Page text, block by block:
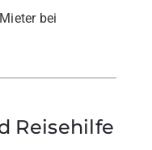
bei
Reisehilfe